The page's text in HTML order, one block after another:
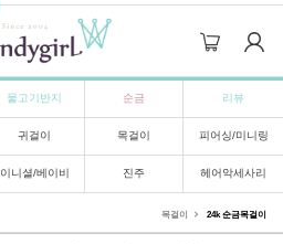
물고기반지 순금 리뷰
귀걸이 목걸이 피어싱/미니링
이니셜/베이비 진주 헤어악세사리
목걸이 24k 순금목걸이